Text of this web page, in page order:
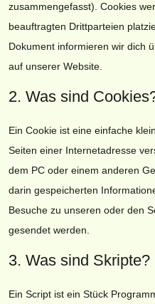
zusammengefasst). Cookies
beauftragten Drittparteien
Dokument informieren wir dich
auf unserer Website.
2. Was sind
Ein Cookie ist eine einfache
Seiten einer Internetadresse
dem PC oder einem anderen
darin gespeicherten
Besuche zu unseren oder den
gesendet werden.
3. Was sind Skripte?
Ein Script ist ein Stück